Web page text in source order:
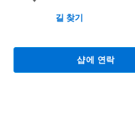
None
길 찾기
샵에 연락